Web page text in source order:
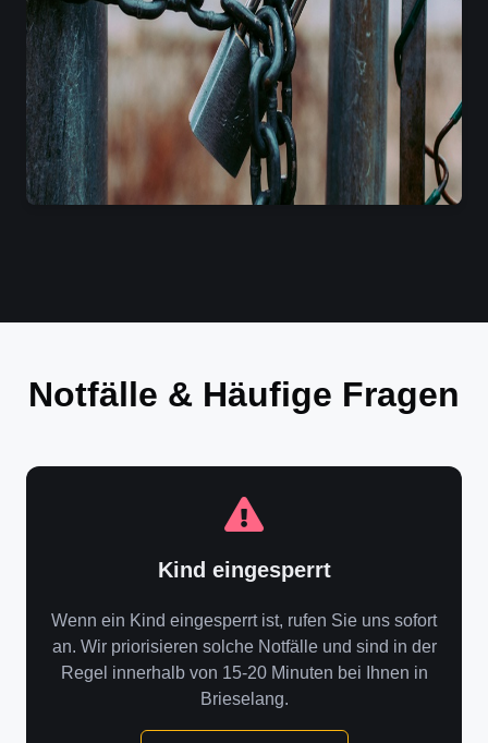
Notfälle & Häufige Fragen
Kind eingesperrt
Wenn ein Kind eingesperrt ist, rufen Sie uns sofort
an. Wir priorisieren solche Notfälle und sind in der
Regel innerhalb von 15-20 Minuten bei Ihnen in
Brieselang.